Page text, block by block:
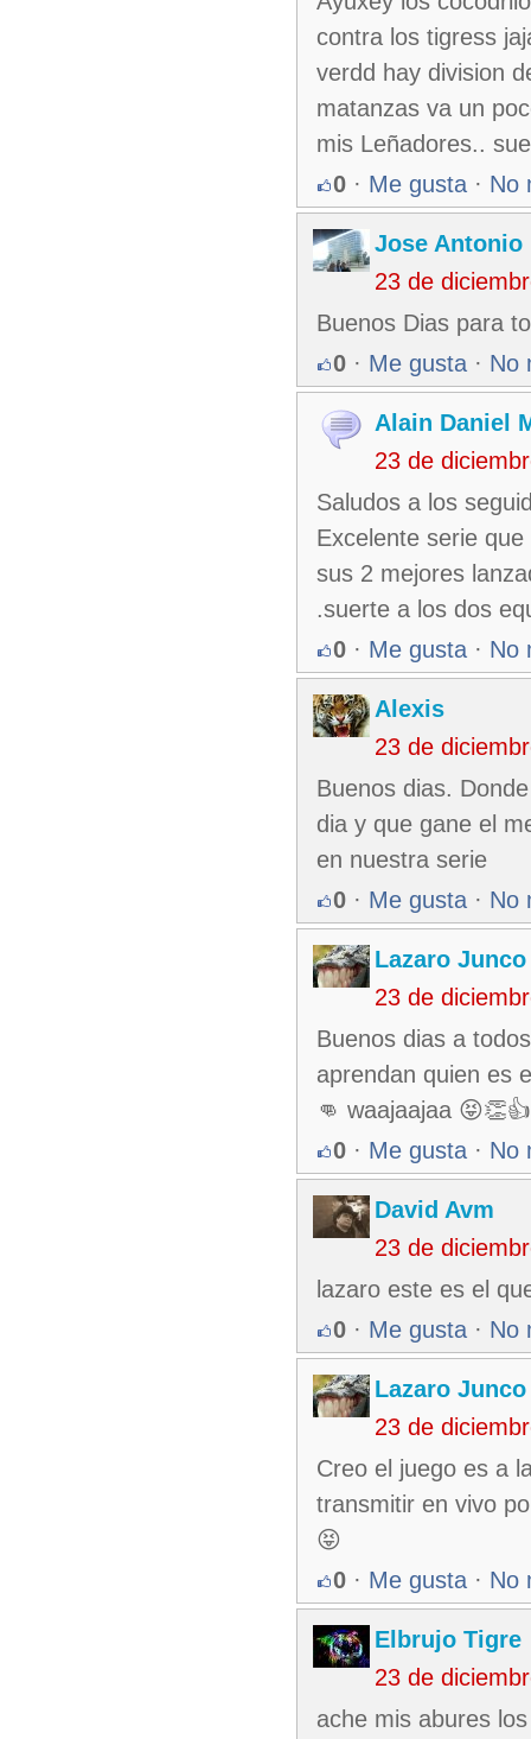
contra los tigress
verdd hay division
matanzas va un
mis Leñadores..
0 · Me gusta · No
Jose Antonio
23 de
Buenos Dias para
0 · Me gusta · No
Alain Daniel
23 de
Saludos a los
Excelente serie
sus 2 mejores
.suerte a los dos
0 · Me gusta · No
Alexis
23 de
Buenos dias.
dia y que gane el
en nuestra serie
0 · Me gusta · No
Lazaro
23 de
Buenos dias a
aprendan quien es
👊 waajaajaa 😝👏👍
0 · Me gusta · No
David Avm
23 de
lazaro este es el
0 · Me gusta · No
Lazaro
23 de
Creo el juego es a
transmitir en vivo
😝
0 · Me gusta · No
Elbrujo Tigre
23 de
ache mis abures